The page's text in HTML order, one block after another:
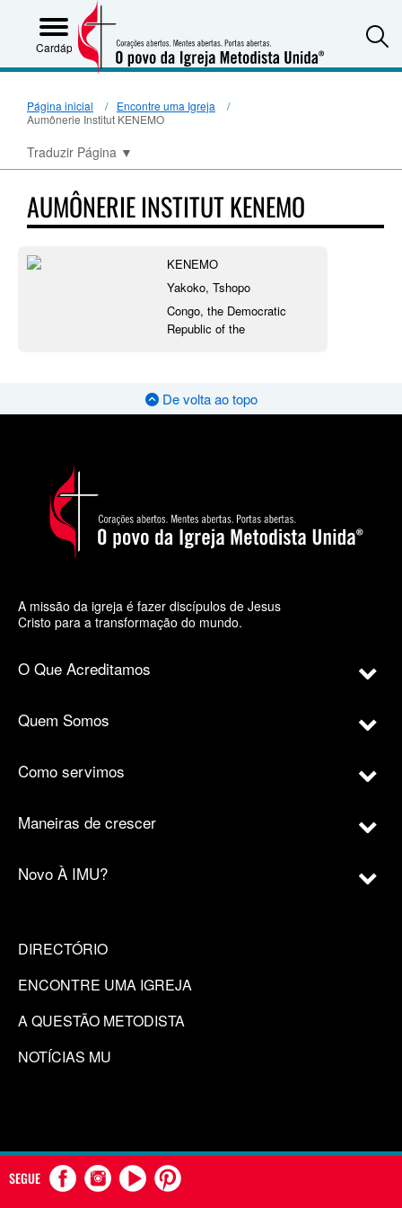
Cardápio
Página inicial
Encontre uma Igreja
Aumônerie Institut KENEMO
Traduzir Página ▼
AUMÔNERIE INSTITUT KENEMO
KENEMO
Yakoko, Tshopo
Congo, the Democratic
Republic of the
De volta ao topo
A missão da igreja é fazer discípulos de Jesus
Cristo para a transformação do mundo.
O Que Acreditamos
Quem Somos
Como servimos
Maneiras de crescer
Novo À IMU?
DIRECTÓRIO
ENCONTRE UMA IGREJA
A QUESTÃO METODISTA
NOTÍCIAS MU
SEGUE